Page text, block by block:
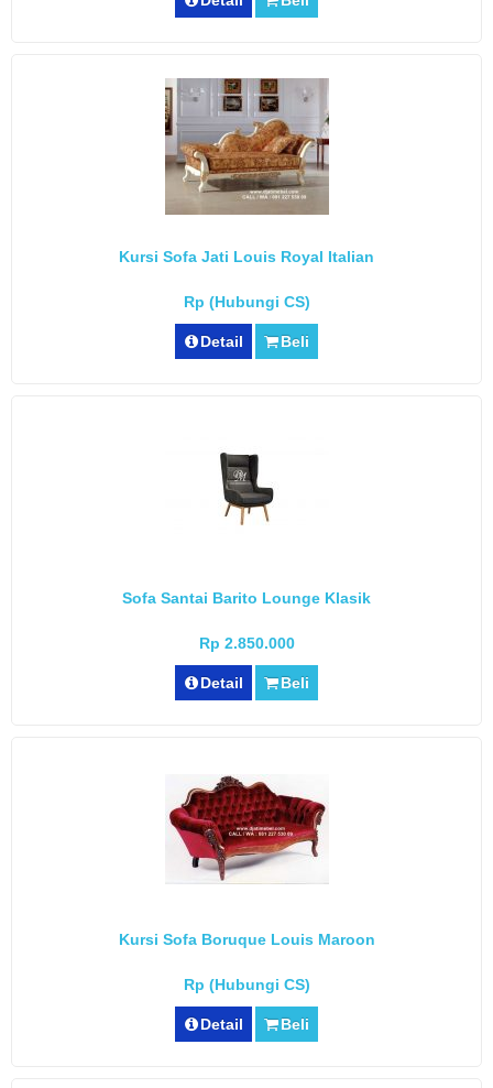
Kursi Sofa Jati Louis Royal Italian
Rp (Hubungi CS)
Detail Beli
Sofa Santai Barito Lounge Klasik
Rp 2.850.000
Detail Beli
Kursi Sofa Boruque Louis Maroon
Rp (Hubungi CS)
Detail Beli